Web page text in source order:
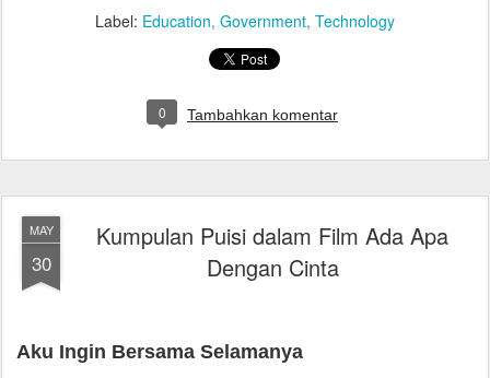
Label: Education Government Technology
0 Tambahkan komentar
MAY
30
Kumpulan Puisi dalam Film Ada Apa
Dengan Cinta
Aku Ingin Bersama Selamanya